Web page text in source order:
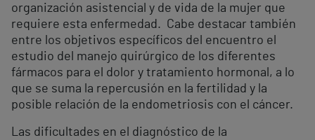
organización asistencial y de vida de la mujer que
requiere esta enfermedad. Cabe destacar también
entre los objetivos específicos del encuentro el
estudio del manejo quirúrgico de los diferentes
fármacos para el dolor y tratamiento hormonal, a lo
que se suma la repercusión en la fertilidad y la
posible relación de la endometriosis con el cáncer.
Las dificultades en el diagnóstico de la